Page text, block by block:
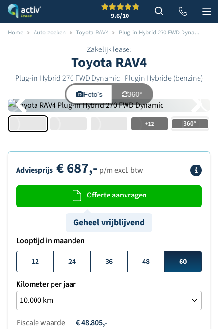
9.6/10 Zoeken in
Home Auto zoeken Toyota RAV4 Plug-in Hybrid 270 FWD Dyna...
Zakelijk lease:
Toyota RAV4
Plug-in Hybrid 270 FWD Dynamic Plugin Hybride (benzine)
Foto's 360°
+12
Adviesprijs €687,- p/m excl. btw
Offerte aanvragen
Geheel vrijblijvend
Looptijd in maanden
12
24 36 48 60
Kilometer per jaar
Fiscale waarde
€ 48.805,-